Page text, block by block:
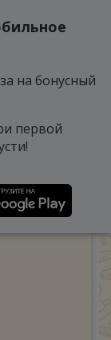
на бонусный
первой